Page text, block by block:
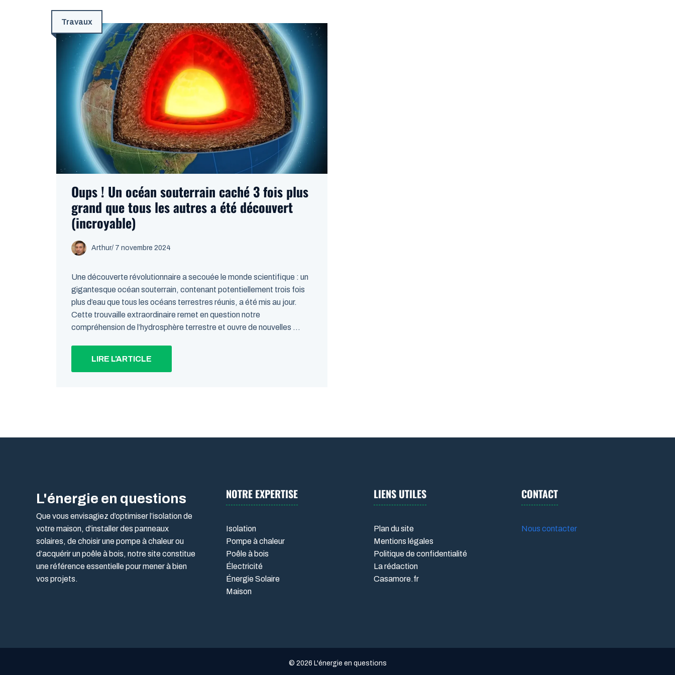
Travaux
Oups ! Un océan souterrain caché 3 fois plus
grand que tous les autres a été découvert
(incroyable)
Arthur/ 7 novembre 2024
Une découverte révolutionnaire a secouée le monde scientifique : un
gigantesque océan souterrain, contenant potentiellement trois fois
plus d’eau que tous les océans terrestres réunis, a été mis au jour.
Cette trouvaille extraordinaire remet en question notre
compréhension de l’hydrosphère terrestre et ouvre de nouvelles ...
LIRE L'ARTICLE
L'énergie en questions
Que vous envisagiez d’optimiser l’isolation de
votre maison, d’installer des panneaux
solaires, de choisir une pompe à chaleur ou
d’acquérir un poêle à bois, notre site constitue
une référence essentielle pour mener à bien
vos projets.
NOTRE EXPERTISE
Isolation
Pompe à chaleur
Poêle à bois
Électricité
Énergie Solaire
Maison
LIENS UTILES
Plan du site
Mentions légales
Politique de confidentialité
La rédaction
Casamore.fr
CONTACT
Nous contacter
© 2026 L'énergie en questions